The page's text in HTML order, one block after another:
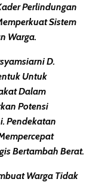
Perlindungan
Sistem
Warga.
D.
Untuk
Dalam
Potensi
Pendekatan
Bertambah Berat.
Warga Tidak